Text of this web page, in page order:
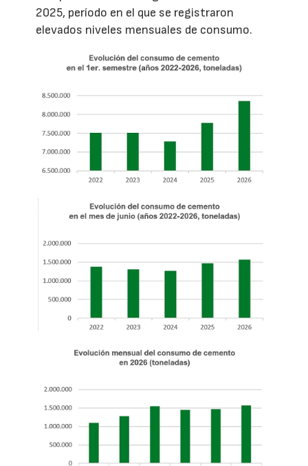
2025, período en el que se registraron
elevados niveles mensuales de consumo.